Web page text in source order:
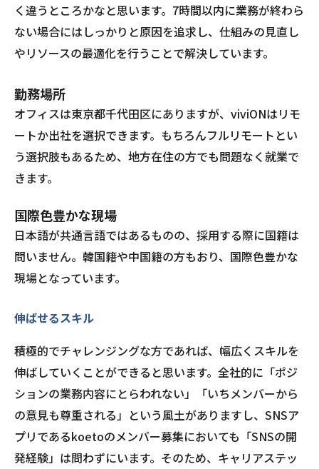
く違うところかなと思います。7時間以内に業務が終わら
ない場合にはしっかりと原因を追求し、仕組みの見直し
やリソースの最適化を行うことで解決しています。
勤務場所
オフィスは東京都千代田区にありますが、viviONはリモ
ートか出社を選択できます。もちろんフルリモートとい
う選択肢もあるため、地方在住の方でも問題なく就業で
きます。
国際色豊かな現場
日本語が共通言語ではあるものの、採用する際に国籍は
問いません。韓国籍や中国籍の方もおり、国際色豊かな
現場となっています。
伸ばせるスキル
積極的でチャレンジングな方であれば、幅広くスキルを
伸ばしていくことができると思います。全社的に「ポジ
ションの業務内容にとらわれない」「いちメンバーから
の意見も尊重される」という風土がありますし、SNSア
プリであるkoetoのメンバー募集においても「SNSの開
発経験」は問わずにいます。そのため、キャリアステッ